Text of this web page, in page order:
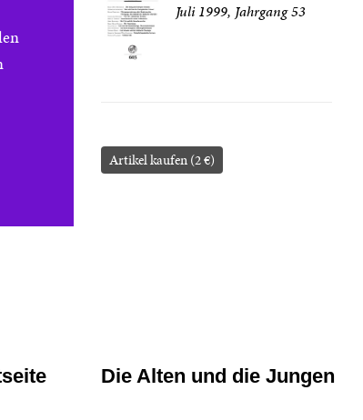
Juli 1999, Jahrgang 53
Artikel kaufen (2 €)
Die Alten und die Jungen